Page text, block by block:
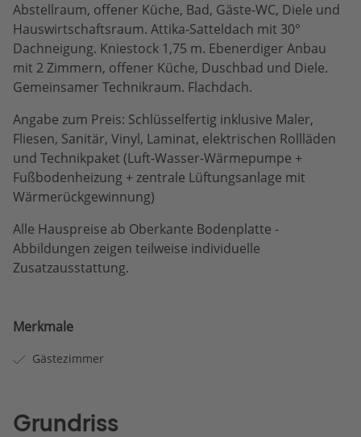
Abstellraum, offener Küche, Bad, Gäste-WC, Diele und
Hauswirtschaftsraum. Attika-Satteldach mit 30°
Dachneigung. Kniestock 1,75 m. Ebenerdiger Anbau
mit 2 Zimmern, offener Küche, Duschbad und Diele.
Gemeinsamer Technikraum. Flachdach.
Angabe zum Preis: Schlüsselfertig inklusive Maler,
Fliesen, Sanitär, Vinyl, Laminat, elektrischen Rollläden
und Technikpaket (Luft-Wasser-Wärmepumpe +
Fußbodenheizung + zentrale Lüftungsanlage mit
Wärmerückgewinnung)
Alle Hauspreise ab Oberkante Bodenplatte -
Abbildungen zeigen teilweise individuelle
Zusatzausstattung.
Merkmale
Gästezimmer
Grundriss